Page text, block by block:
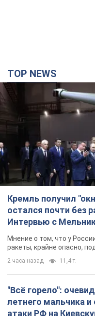
TOP NEWS
Кремль получил
остался почти без
Интервью с
Мнение о том, что у
ракеты, крайне опасно,
2 часа назад 11,4 т.
"Всё горело":
летнего мальчика и
атаки РФ на